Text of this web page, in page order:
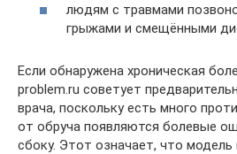
людям с травмами
грыжами и смещёнными
Если обнаружена хроническая
problem.ru советует
врача, поскольку есть много
от обруча появляются болевые
сбоку. Этот означает, что